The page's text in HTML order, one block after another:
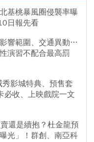
基桃暴風圈侵襲率曝
日報先看
響範圍、交通異動…
演習不配合最高罰
影城特典、預售套
收、上映戲院一文
還是續抱？杜金龍預
光」！群創、南亞科